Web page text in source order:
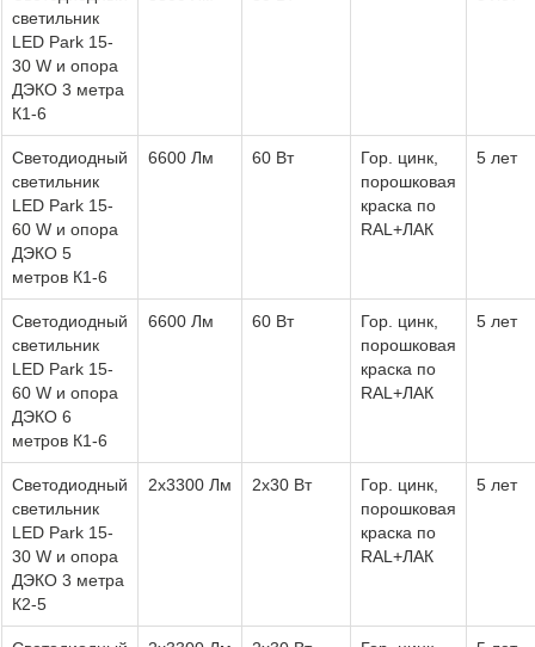
светильник
LED Park 15-
30 W и опора
ДЭКО 3 метра
К1-6
Светодиодный
светильник
LED Park 15-
60 W и опора
ДЭКО 5
метров К1-6
6600 Лм 60 Вт
Гор. цинк,
порошковая
краска по
RAL+ЛАК
5 лет
Светодиодный
светильник
LED Park 15-
60 W и опора
ДЭКО 6
метров К1-6
6600 Лм 60 Вт
Гор. цинк,
порошковая
краска по
RAL+ЛАК
5 лет
Светодиодный
светильник
LED Park 15-
30 W и опора
ДЭКО 3 метра
К2-5
2х3300 Лм 2х30 Вт
Гор. цинк,
порошковая
краска по
RAL+ЛАК
5 лет